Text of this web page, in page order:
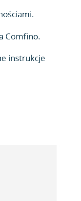
Comfino.
instrukcje